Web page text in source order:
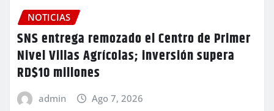
NOTICIAS
SNS entrega remozado el Centro de Primer
Nivel Villas Agrícolas; inversión supera
RD$10 millones
admin Ago 7, 2026